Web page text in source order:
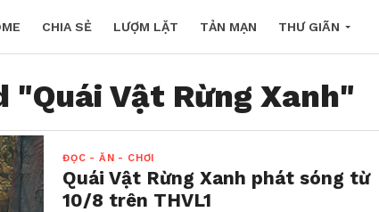
CHIA SẺ LƯỢM LẶT TẢN MẠN THƯ GIÃN
Vật Rừng Xanh"
ĐỌC - ĂN - CHƠI
Quái Vật Rừng Xanh phát sóng từ
10/8 trên THVL1